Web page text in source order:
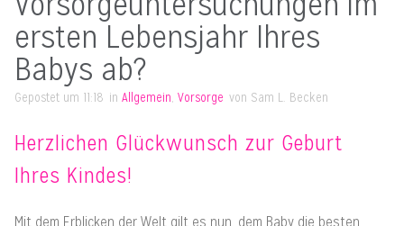
ersten Lebensjahr Ihres
Babys ab?
Gepostet um 11:18 in Allgemein, Vorsorge von Sam L. Becken
Herzlichen Glückwunsch zur Geburt
Ihres Kindes!
Mit dem Erblicken der Welt gilt es nun, dem Baby die besten